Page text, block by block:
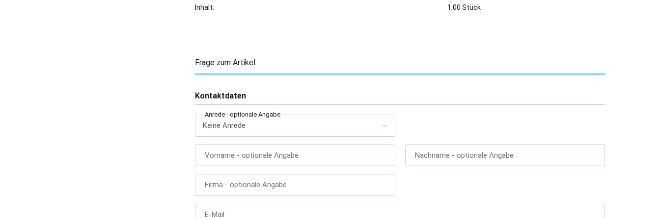
Inhalt:
1,00 Stück
Frage zum Artikel
Kontaktdaten
Anrede - optionale Angabe
Vorname - optionale Angabe Nachname - optionale Angabe
Firma - optionale Angabe
E-Mail